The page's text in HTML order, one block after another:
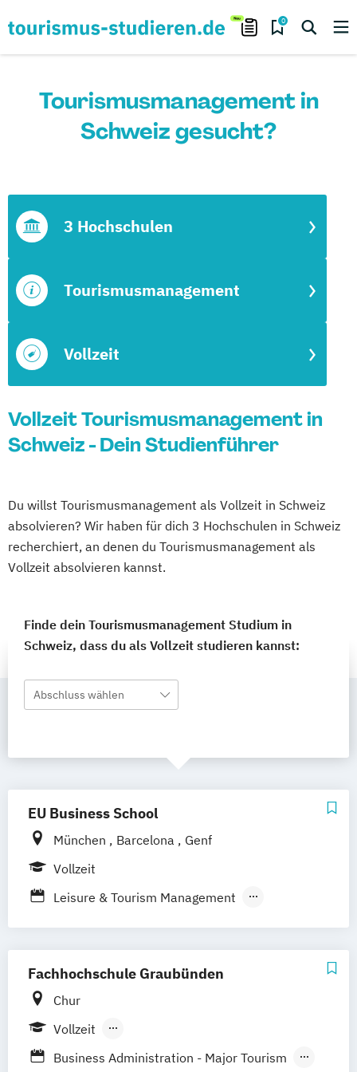
0
Tourismusmanagement in
Schweiz gesucht?
Vollzeit
Tourismusmanagement
3 Hochschulen
Vollzeit Tourismusmanagement in
Schweiz - Dein Studienführer
Du willst Tourismusmanagement als Vollzeit in Schweiz
absolvieren? Wir haben für dich 3 Hochschulen in Schweiz
recherchiert, an denen du Tourismusmanagement als
Vollzeit absolvieren kannst.
Finde dein Tourismusmanagement Studium in
Schweiz, dass du als Vollzeit studieren kannst:
Abschluss wählen
EU Business School
München Barcelona
Genf
Vollzeit
Leisure & Tourism Management
Tourism & Hospitality Management
Fachhochschule Graubünden
Chur
Vollzeit
Berufsbegleitendes Präsenzstudium
Business Administration - Major Tourism